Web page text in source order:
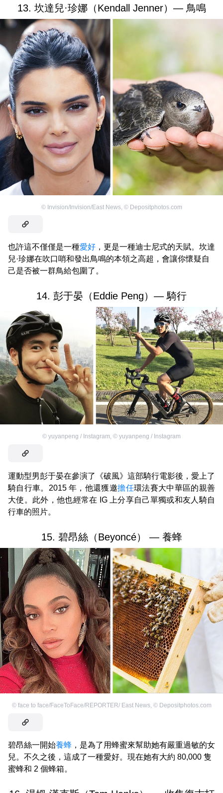
13. 坎達兒·珍娜（Kendall Jenner）— 鳥鳴
© Invision/Invision/East News, © Depositphotos.com
也許這不僅僅是一種愛好 ，更是一種迪士尼式的天賦。坎達
兒·珍娜在吹口哨和發出鳥鳴的本領之高超，會讓你懷疑自
己是否被一群鳥給包圍了。
14. 彭于晏（Eddie Peng）— 騎行
© yuyanpeng / Instagram, © yuyanpeng / Instagram
運動型男彭于晏在參演了《破風》這部騎行電影後，愛上了
騎自行車。2015 年，他還獲邀擔任環法賽大中華區的親善
大使。此外，他也經常在 IG 上分享自己單獨或和友人騎自
行車的照片。
15. 碧昂絲（Beyoncé） — 養蜂
© face to face/FaceToFace/REPORTER/ East News, © Depositphotos.com
碧昂絲一開始養蜂 ，是為了用蜂蜜來幫助她有嚴重過敏的女
兒。不久之後，這成了一種愛好。現在她有大約 80,000 隻
蜜蜂和 2 個蜂箱。